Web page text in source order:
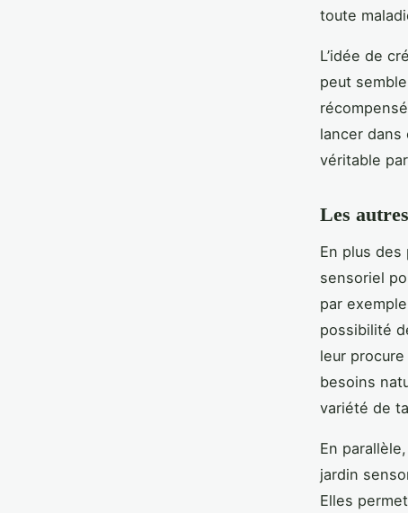
toute
L’idée de
peut
lancer
véritable
Les
En plus
sensoriel
par
possibilité
leur
besoins
variété de
En
jardin
Elles